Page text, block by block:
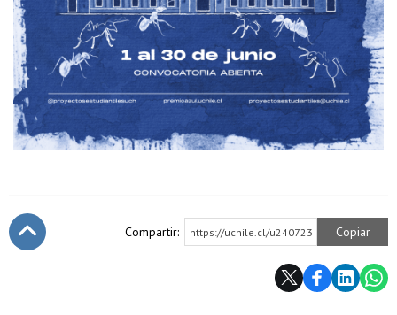
Compartir: https://uchile.cl/u240723 Copiar